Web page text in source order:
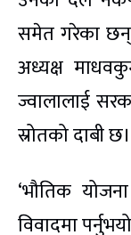
समेत गरेका
अध्यक्ष
ज्वालालाई
स्रोतको दाबी छ।
‘भौतिक
विवादमा